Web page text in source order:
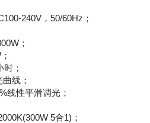
240V，50/60Hz；
；
；
线；
线性平滑调光；
5合1)；